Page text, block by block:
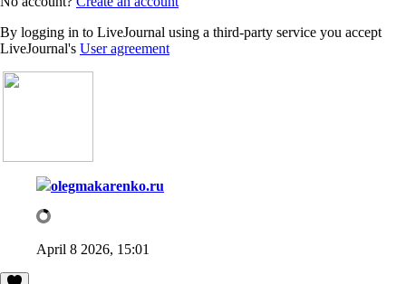
By logging in to LiveJournal using a third-party service you accept
LiveJournal's User agreement
olegmakarenko.ru
April 8 2026, 15:01